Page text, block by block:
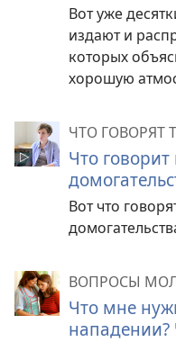
Вот уже
издают и
которых
хорошую
ЧТО ГОВОРЯТ
Что
Вот что
ВОПРОСЫ
Что мне
нападении?